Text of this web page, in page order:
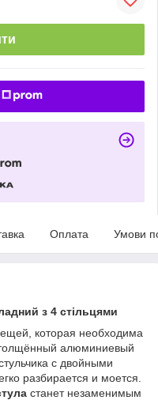
Оплата Умови
з 4 стільцями
которая необходима
алюминиевый
с двойными
разбирается и моется.
станет незаменимым